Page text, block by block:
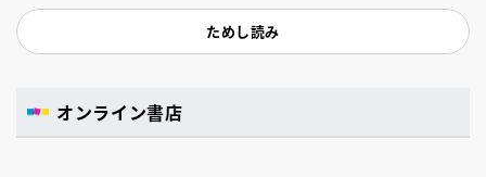
ためし読み
オンライン書店